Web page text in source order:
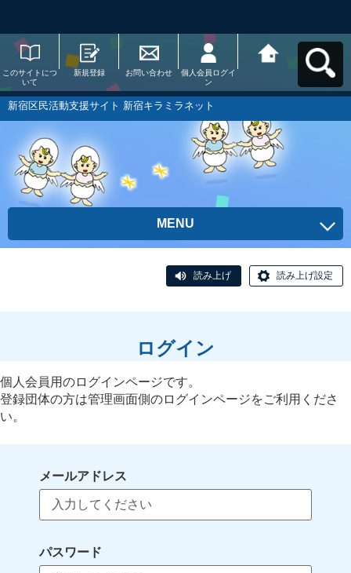
このサイトにつ
いて
新規登録 お問い合わせ
個人会員ログイ
ン
ラミラネットへ
新宿区民活動支援サイト 新宿キラミラネット
MENU
読み上げ 読み上げ設定
ログイン
個人会員用のログインページです。
登録団体の方は管理画面側のログインページをご利用くださ
い。
メールアドレス
パスワード